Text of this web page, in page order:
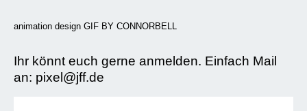
animation design GIF BY CONNORBELL
Ihr könnt euch gerne anmelden. Einfach Mail
an: pixel@jff.de